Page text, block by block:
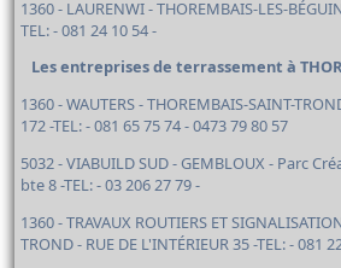
1360 - LAURENWI - THOREMBAIS-LES-
TEL: - 081 24 10 54 -
Les entreprises de terrassement à
1360 - WAUTERS - THOREMBAIS-SAINT-
172 -TEL: - 081 65 75 74 - 0473 79 80 57
5032 - VIABUILD SUD - GEMBLOUX - Parc
bte 8 -TEL: - 03 206 27 79 -
1360 - TRAVAUX ROUTIERS ET
TROND - RUE DE L'INTÉRIEUR 35 -TEL: - 081